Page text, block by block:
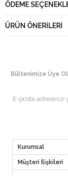
ÖDEME
ÜRÜN ÖNERILERI
Bültenimize Üye
Kurumsal
Müşteri İlişkileri